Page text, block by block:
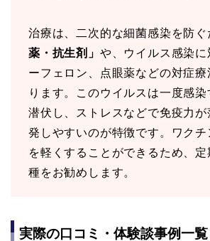
治療は、二次的な細菌感染を防ぐ
薬・抗生剤」 や、ウイルス感染に
ーフェロン、点眼薬などの対症療
ります。このウイルスは一度感染
潜伏し、ストレスなどで免疫力
発しやすいのが特徴です。ワクチ
を軽くすることができるため、
種をお勧めします。
実際の口コミ・体験談事例一覧